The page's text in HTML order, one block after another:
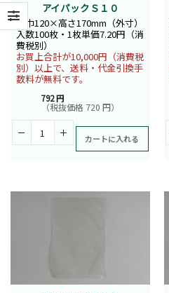
アイパックＳ１０
袋巾120×高さ170mm（外寸）
入数100枚・1枚単価7.20円（消
費税別）
お買上合計が10,000円（消費税
別）以上で、送料・代金引換手
数料が無料です。
792 円
（税抜価格 720 円）
カートに入れる